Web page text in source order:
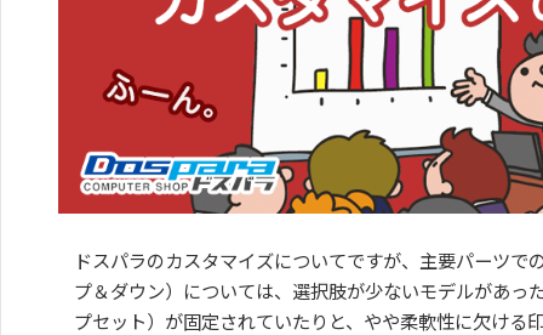
ドスパラのカスタマイズについてですが、主要パーツで
プ＆ダウン）については、選択肢が少ないモデルがあっ
プセット）が固定されていたりと、やや柔軟性に欠ける